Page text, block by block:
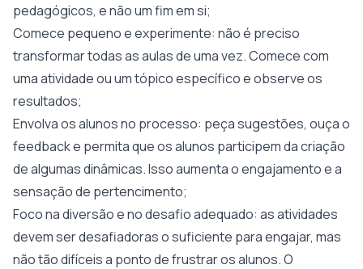
pedagógicos, e não um fim em si;
Comece pequeno e experimente: não é preciso
transformar todas as aulas de uma vez. Comece com
uma atividade ou um tópico específico e observe os
resultados;
Envolva os alunos no processo: peça sugestões, ouça o
feedback e permita que os alunos participem da criação
de algumas dinâmicas. Isso aumenta o engajamento e a
sensação de pertencimento;
Foco na diversão e no desafio adequado: as atividades
devem ser desafiadoras o suficiente para engajar, mas
não tão difíceis a ponto de frustrar os alunos. O